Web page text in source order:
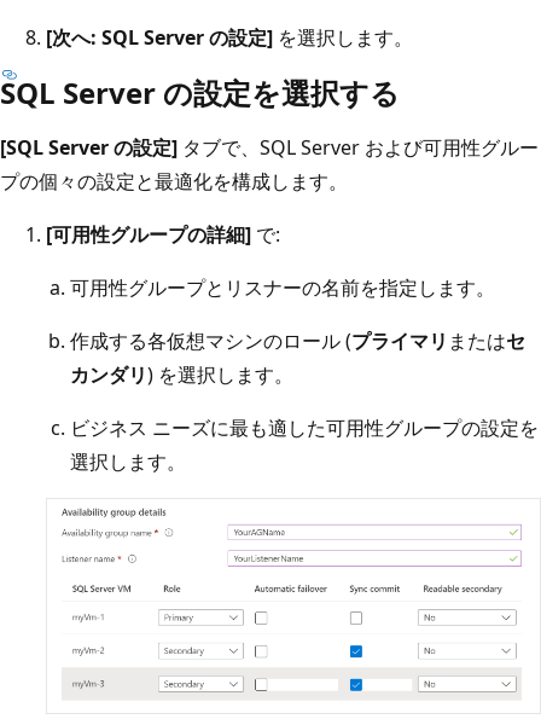
[次へ: SQL Server の設定] を選択します。
SQL Server の設定を選択する
[SQL Server の設定] タブで、SQL Server および可用性グルー
プの個々の設定と最適化を構成します。
[可用性グループの詳細] で:
可用性グループとリスナーの名前を指定します。
作成する各仮想マシンのロール (プライマリ またはセ
カンダリ) を選択します。
ビジネス ニーズに最も適した可用性グループの設定を
選択します。